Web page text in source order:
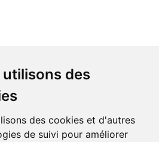
utilisons des
des cookies et d'autres
de suivi pour améliorer